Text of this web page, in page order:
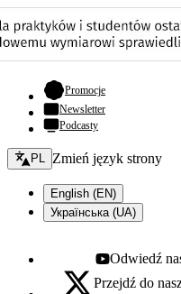
Promocje- otwiera się w
Newsletter
Podcasty
Zmień język - bieżący:
PL Zmień język strony
English (EN)
Українська (UA)
Youtube - otwiera
Odwiedź
X - otwiera się w nowej
Przejdź do